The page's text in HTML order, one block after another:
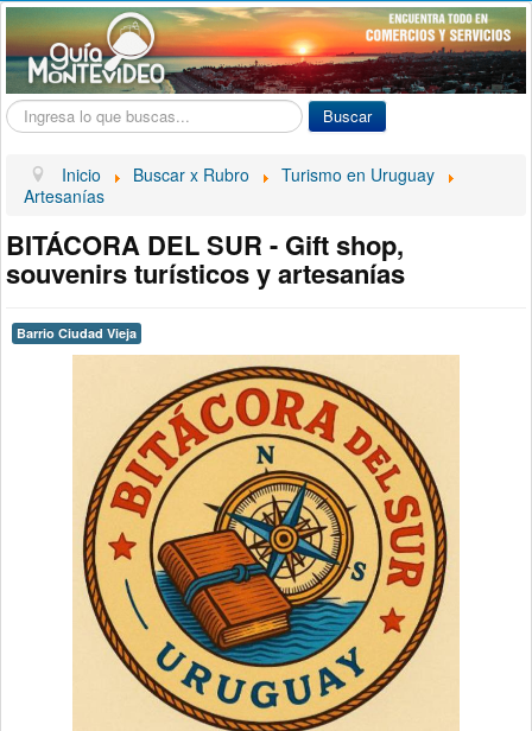
Buscar... Buscar
Inicio Buscar x Rubro
Turismo en Uruguay
Artesanías
BITÁCORA DEL SUR - Gift shop,
souvenirs turísticos y artesanías
Barrio Ciudad Vieja